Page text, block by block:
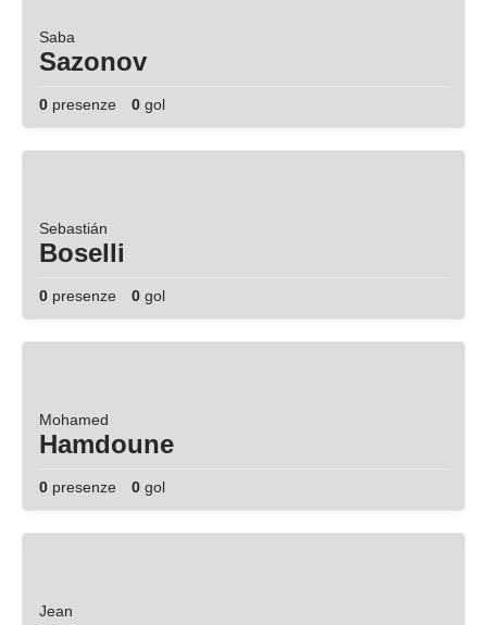
Saba
Sazonov
0 presenze 0 gol
Sebastián
Boselli
0 presenze 0 gol
Mohamed
Hamdoune
0 presenze 0 gol
Jean